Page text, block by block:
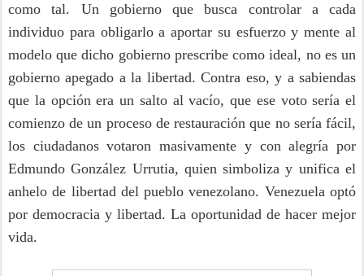
como tal. Un gobierno que busca controlar a cada
individuo para obligarlo a aportar su esfuerzo y mente al
modelo que dicho gobierno prescribe como ideal, no es un
gobierno apegado a la libertad. Contra eso, y a sabiendas
que la opción era un salto al vacío, que ese voto sería el
comienzo de un proceso de restauración que no sería fácil,
los ciudadanos votaron masivamente y con alegría por
Edmundo González Urrutia, quien simboliza y unifica el
anhelo de libertad del pueblo venezolano. Venezuela optó
por democracia y libertad. La oportunidad de hacer mejor
vida.